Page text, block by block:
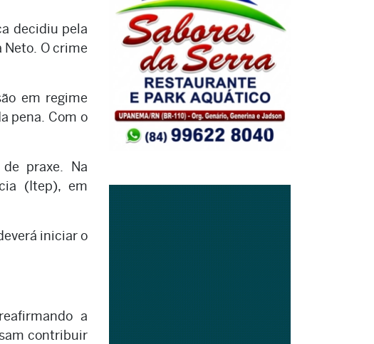
decidiu pela
Neto. O crime
em regime
pena. Com o
praxe. Na
(Itep), em
iniciar o
a
contribuir